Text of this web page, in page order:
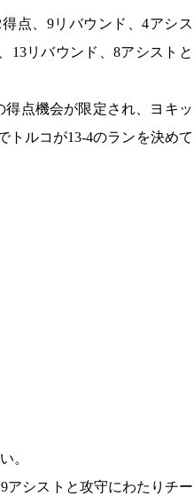
点、9リバウンド、4アシス
13リバウンド、8アシストと
点機会が限定され、ヨキッ
トルコが13-4のランを決めて
。
アシストと攻守にわたりチー